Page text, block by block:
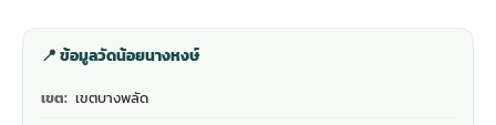
📍 ข้อมูลวัดน้อยนางหงษ์
เขต: เขตบางพลัด